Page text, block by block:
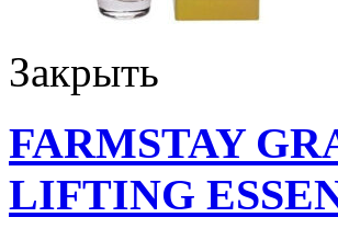
Закрыть
FARMSTAY
LIFTING